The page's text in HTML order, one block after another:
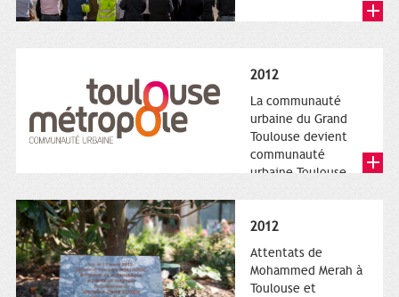
2012
La communauté
urbaine du Grand
Toulouse devient
communauté
urbaine Toulouse
Métropole,
représentant l'anneau
de Moëbius.
2012
Attentats de
Mohammed Merah à
Toulouse et